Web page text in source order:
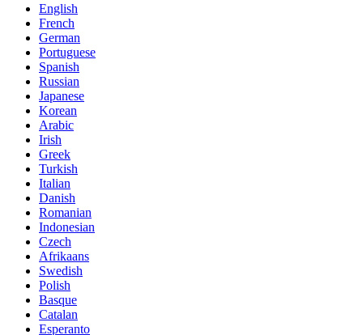
English
French
German
Portuguese
Spanish
Russian
Japanese
Korean
Arabic
Irish
Greek
Turkish
Italian
Danish
Romanian
Indonesian
Czech
Afrikaans
Swedish
Polish
Basque
Catalan
Esperanto